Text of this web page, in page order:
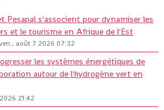
Pesapal s'associent pour dynamiser les
et le tourisme en Afrique de l'Est
août 7 2026 07:32
les systèmes énergétiques de
autour de l'hydrogène vert en
21:42